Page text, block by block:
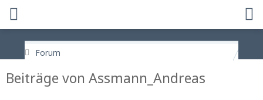
Forum
Beiträge von Assmann_Andreas